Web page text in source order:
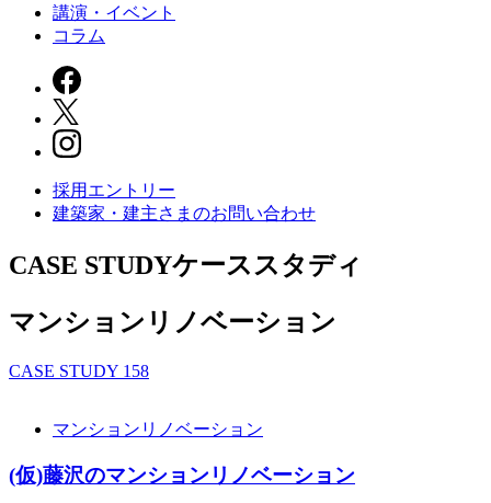
講演・イベント
コラム
採用エントリー
建築家・建主さまのお問い合わせ
CASE STUDYケーススタディ
マンションリノベーション
CASE STUDY 158
マンションリノベーション
(仮)藤沢のマンションリノベーション